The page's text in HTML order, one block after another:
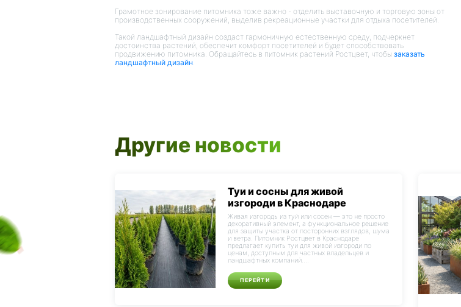
Грамотное зонирование питомника тоже важно - отделить выставочную и торговую зоны от
производственных сооружений, выделив рекреационные участки для отдыха посетителей.
Такой ландшафтный дизайн создаст гармоничную естественную среду, подчеркнет
достоинства растений, обеспечит комфорт посетителей и будет способствовать
продвижению питомника. Обращайтесь в питомник растений Ростцвет, чтобызаказать
ландшафтный дизайн
Другие новости
Туи и сосны для живой
изгороди в Краснодаре
Живая изгородь из туй или сосен — это не просто
декоративный элемент, а функциональное решение
для защиты участка от посторонних взглядов, шума
и ветра. Питомник Ростцвет в Краснодаре
предлагает купить туи для живой изгороди по
ценам, доступным для частных владельцев и
ландшафтных компаний....
ПЕРЕЙТИ